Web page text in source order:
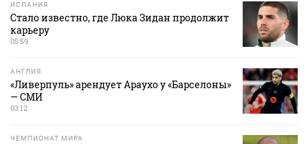
ИСПАНИЯ
Стало известно, где Люка Зидан продолжит
карьеру
05:59
АНГЛИЯ
«Ливерпуль» арендует Араухо у «Барселоны»
— СМИ
03:12
ЧЕМПИОНАТ МИРА